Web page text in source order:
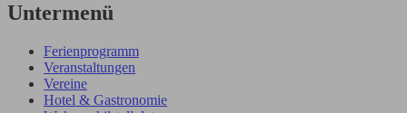
Untermenü
Ferienprogramm
Veranstaltungen
Vereine
Hotel & Gastronomie